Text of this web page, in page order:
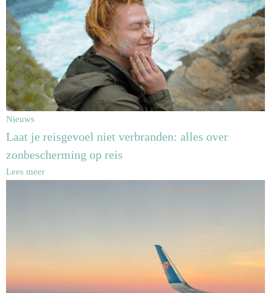
Nieuws
Laat je reisgevoel niet verbranden: alles over
zonbescherming op reis
Lees meer